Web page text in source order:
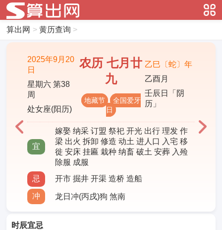
算出网 > 黄历查询 >
2025年9月20
日
星期六 第38
周
处女座(阳历)
农历 七月廿
九
地藏节
全国爱牙
日
乙巳〔蛇〕年
乙酉月
壬辰日「阴
历」
宜
嫁娶 纳采 订盟 祭祀 开光 出行 理发 作
梁 出火 拆卸 修造 动土 进人口 入宅 移
徙 安床 挂匾 栽种 纳畜 破土 安葬 入殓
除服 成服
忌
开市 掘井 开渠 造桥 造船
冲 龙日冲(丙戌)狗 煞南
时辰宜忌